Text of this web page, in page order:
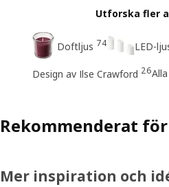
Utforska fler
Doftljus 74 LED-
Design av Ilse Crawford 26
Rekommenderat
Mer inspiration och